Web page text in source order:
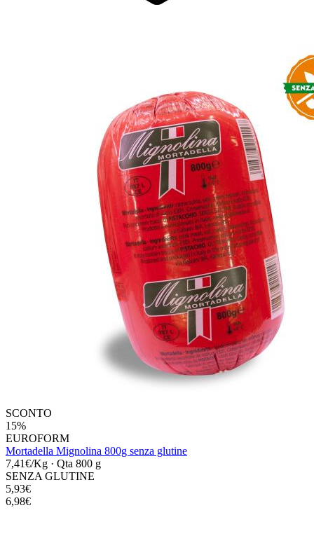
SCONTO
15%
EUROFORM
Mortadella Mignolina 800g senza glutine
7,41€/Kg · Qta 800 g
SENZA GLUTINE
5,93€
6,98€